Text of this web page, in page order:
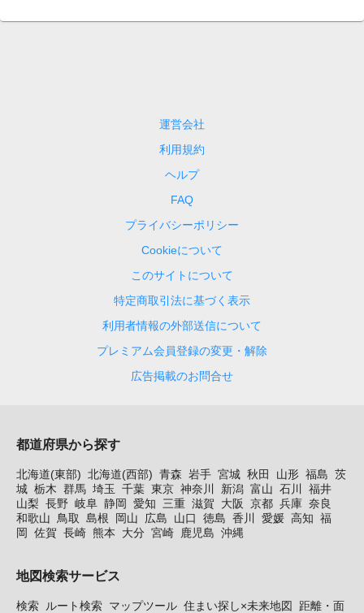
運営会社
利用規約
ヘルプ
FAQ
プライバシーポリシー
Cookieについて
このサイトについて
特定商取引法に基づく表示
利用者情報の外部送信について
プレミアム会員登録の変更・解除
広告掲載のお問合せ
都道府県から探す
北海道(東部) 北海道(西部) 青森 岩手 宮城 秋田 山形 福島 茨
城 栃木 群馬 埼玉 千葉 東京 神奈川 新潟 富山 石川
福井
山梨 長野 岐阜 静岡 愛知 三重 滋賀 大阪 京都 兵庫 奈良
和歌山 鳥取 島根 岡山 広島 山口 徳島 香川 愛媛 高知 福
岡
佐賀 長崎 熊本 大分 宮崎 鹿児島 沖縄
地図検索サービス
検索 ルート検索 マップツール 住まい探し×未来地図
距離・面